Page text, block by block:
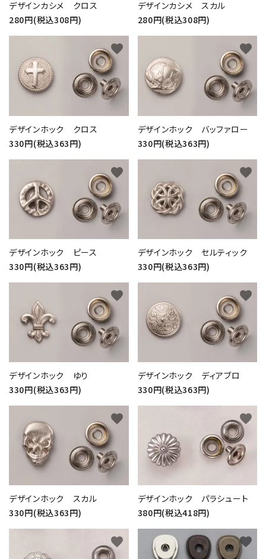
デザインカシメ クロス
280円(税込308円)
デザインカシメ スカル
280円(税込308円)
デザインホック クロス
330円(税込363円)
favorite
デザインホック バッファロー
330円(税込363円)
favorite
デザインホック ピース
330円(税込363円)
favorite
デザインホック セルティック
330円(税込363円)
favorite
デザインホック ゆり
330円(税込363円)
favorite
デザインホック ディアブロ
330円(税込363円)
favorite
デザインホック スカル
330円(税込363円)
favorite
デザインホック パラシュート
380円(税込418円)
favorite
favorite favorite